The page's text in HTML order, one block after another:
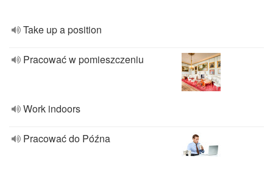
Take up a position
Pracować w pomieszczeniu
Work indoors
Pracować do Późna